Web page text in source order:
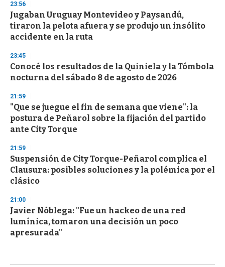
23:56
Jugaban Uruguay Montevideo y Paysandú,
tiraron la pelota afuera y se produjo un insólito
accidente en la ruta
23:45
Conocé los resultados de la Quiniela y la Tómbola
nocturna del sábado 8 de agosto de 2026
21:59
"Que se juegue el fin de semana que viene": la
postura de Peñarol sobre la fijación del partido
ante City Torque
21:59
Suspensión de City Torque-Peñarol complica el
Clausura: posibles soluciones y la polémica por el
clásico
21:00
Javier Nóblega: "Fue un hackeo de una red
lumínica, tomaron una decisión un poco
apresurada"